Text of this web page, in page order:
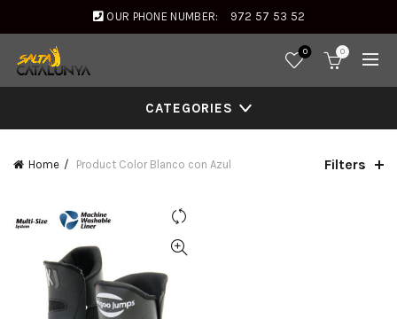
OUR PHONE NUMBER: 972 57 53 52
0 0
CATEGORIES
Home Product ColorBlanco con Azul Filters